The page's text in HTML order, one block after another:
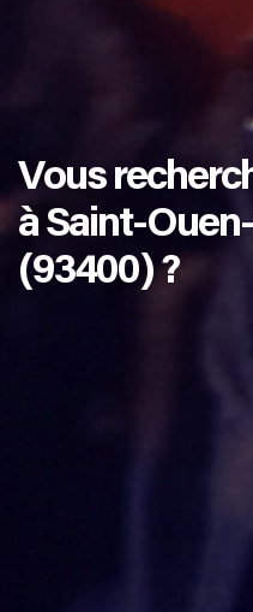
Vous
à Saint-
(93400) ?